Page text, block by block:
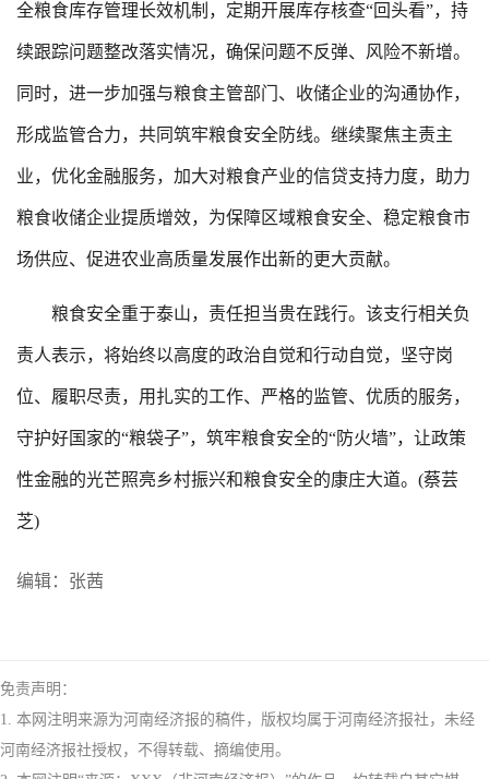
全粮食库存管理长效机制，定期开展库存核查“回头看”，持
续跟踪问题整改落实情况，确保问题不反弹、风险不新增。
同时，进一步加强与粮食主管部门、收储企业的沟通协作，
形成监管合力，共同筑牢粮食安全防线。继续聚焦主责主
业，优化金融服务，加大对粮食产业的信贷支持力度，助力
粮食收储企业提质增效，为保障区域粮食安全、稳定粮食市
场供应、促进农业高质量发展作出新的更大贡献。
粮食安全重于泰山，责任担当贵在践行。该支行相关负
责人表示，将始终以高度的政治自觉和行动自觉，坚守岗
位、履职尽责，用扎实的工作、严格的监管、优质的服务，
守护好国家的“粮袋子”，筑牢粮食安全的“防火墙”，让政策
性金融的光芒照亮乡村振兴和粮食安全的康庄大道。(蔡芸
芝)
编辑：张茜
免责声明：
1. 本网注明来源为河南经济报的稿件，版权均属于河南经济报社，未经
河南经济报社授权，不得转载、摘编使用。